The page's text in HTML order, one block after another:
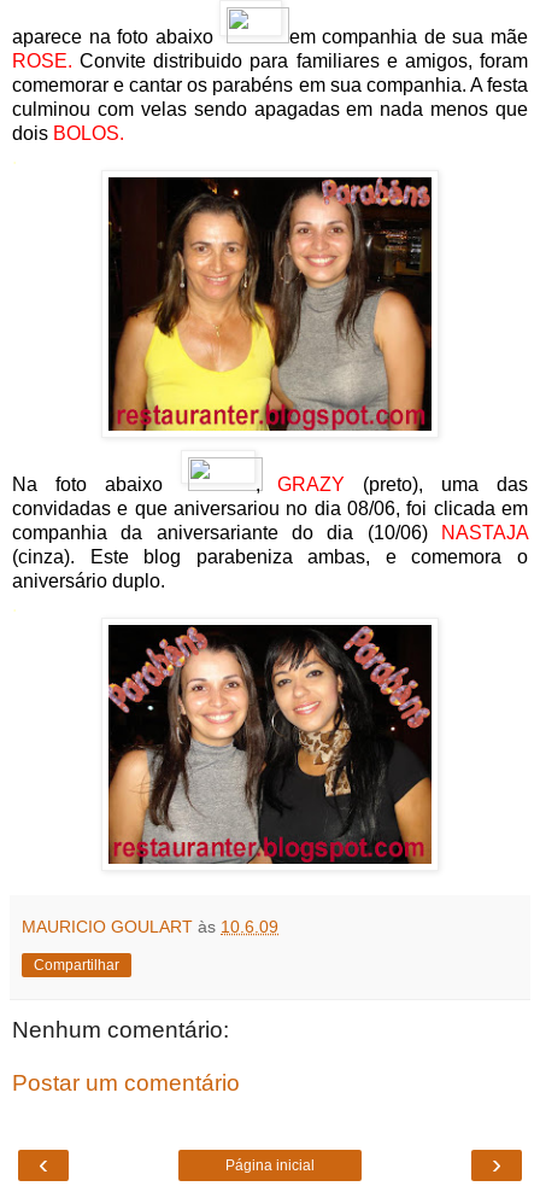
aparece na foto abaixo
em companhia de sua mãe
ROSE. Convite distribuido para familiares e amigos, foram
comemorar e cantar os parabéns em sua companhia. A festa
culminou com velas sendo apagadas em nada menos que
dois BOLOS.
.
Na foto abaixo ,GRAZY (preto), uma das
convidadas e que aniversariou no dia 08/06, foi clicada em
companhia da aniversariante do dia (10/06)
NASTAJA
(cinza). Este blog parabeniza ambas, e comemora o
aniversário duplo.
.
MAURICIO GOULART às 10.6.09
Compartilhar
Nenhum comentário:
Postar um comentário
‹ ›
Página inicial